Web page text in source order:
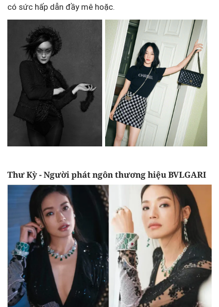
có sức hấp dẫn đầy mê hoặc.
Thư Kỳ - Người phát ngôn thương hiệu BVLGARI